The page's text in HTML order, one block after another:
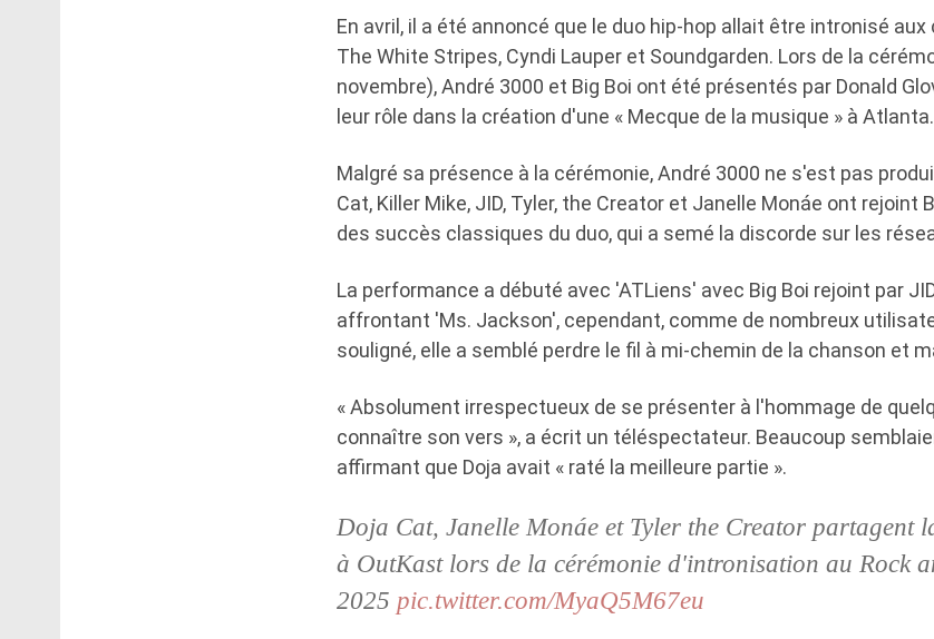
En avril, il a été annoncé que le duo hip-hop allait être intronisé
The White Stripes, Cyndi Lauper et Soundgarden. Lors de la
novembre), André 3000 et Big Boi ont été présentés par Donald
leur rôle dans la création d'une « Mecque de la musique » à Atlanta.
Malgré sa présence à la cérémonie, André 3000 ne s'est pas
Cat, Killer Mike, JID, Tyler, the Creator et Janelle Monáe ont rejoint
des succès classiques du duo, qui a semé la discorde sur les
La performance a débuté avec 'ATLiens' avec Big Boi rejoint par
affrontant 'Ms. Jackson', cependant, comme de nombreux
souligné, elle a semblé perdre le fil à mi-chemin de la chanson et
« Absolument irrespectueux de se présenter à l'hommage de
connaître son vers », a écrit un téléspectateur. Beaucoup
affirmant que Doja avait « raté la meilleure partie ».
Doja Cat, Janelle Monáe et Tyler the Creator partagent
à OutKast lors de la cérémonie d'intronisation au Rock
2025 pic.twitter.com/MyaQ5M67eu